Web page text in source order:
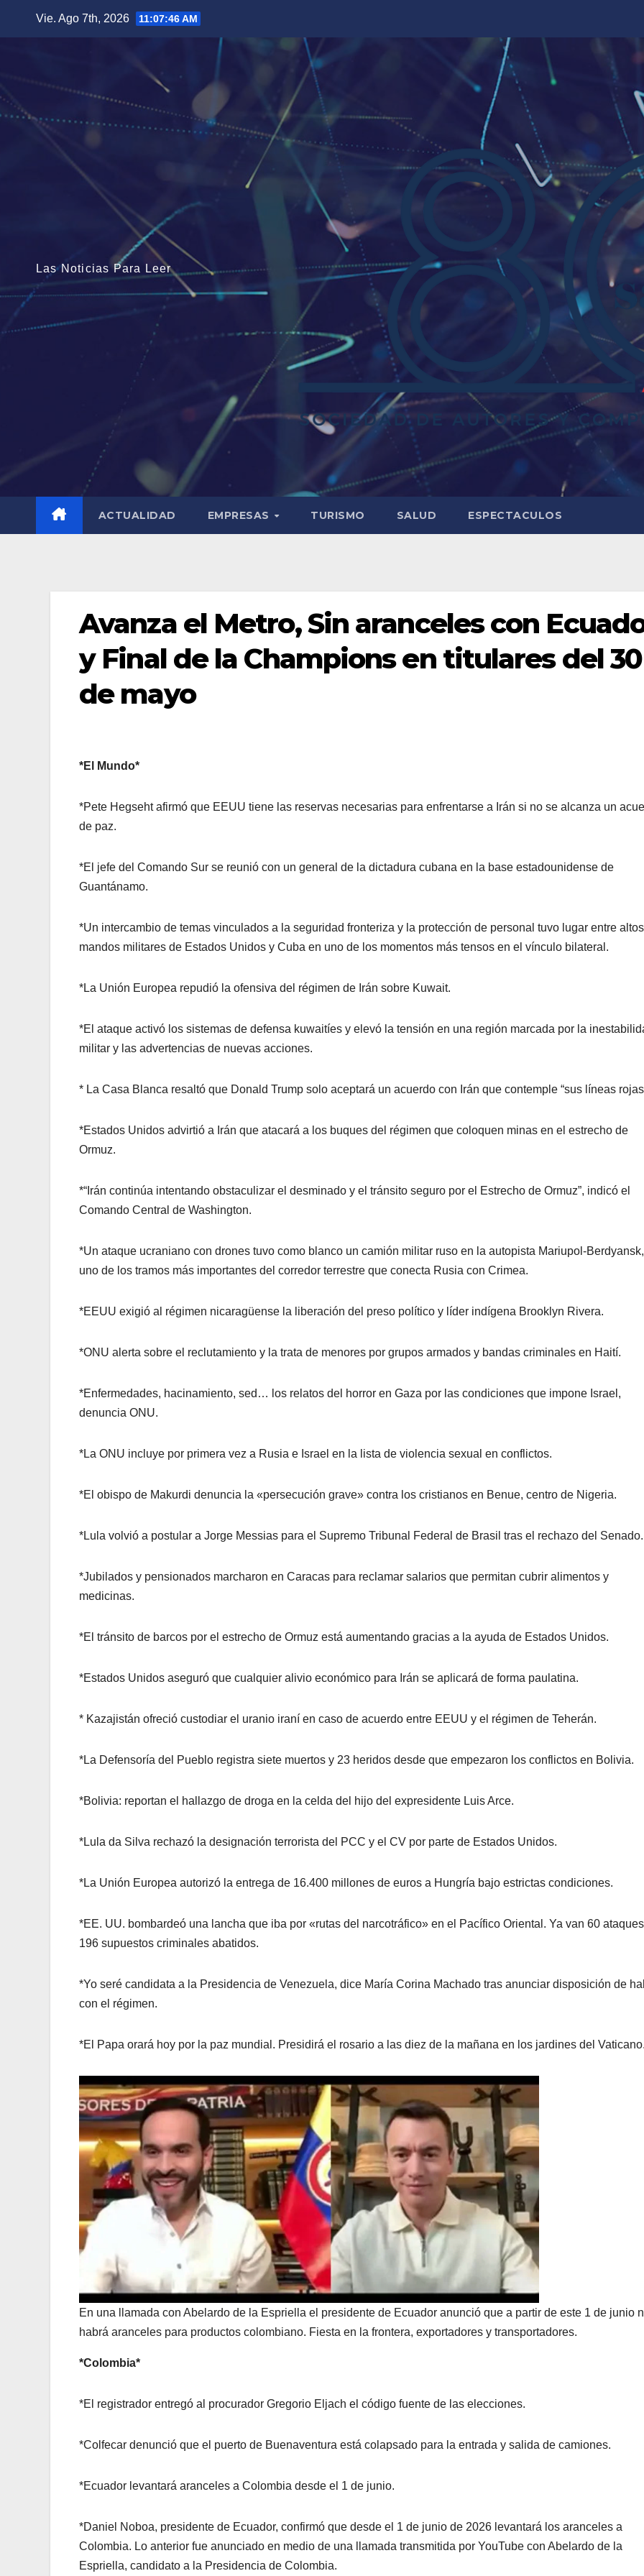
Vie. Ago 7th, 2026 11:07:48 AM
Las Noticias Para Leer
ACTUALIDAD EMPRESAS TURISMO SALUD ESPECTACULOS
Avanza el Metro, Sin aranceles con
y Final de la Champions en titulares del 30
de mayo
*El Mundo*
*Pete Hegseht afirmó que EEUU tiene las reservas necesarias para enfrentarse a Irán si no se alcanza un
de paz.
*El jefe del Comando Sur se reunió con un general de la dictadura cubana en la base estadounidense de
Guantánamo.
*Un intercambio de temas vinculados a la seguridad fronteriza y la protección de personal tuvo lugar entre altos
mandos militares de Estados Unidos y Cuba en uno de los momentos más tensos en el vínculo bilateral.
*La Unión Europea repudió la ofensiva del régimen de Irán sobre Kuwait.
*El ataque activó los sistemas de defensa kuwaitíes y elevó la tensión en una región marcada por la
militar y las advertencias de nuevas acciones.
* La Casa Blanca resaltó que Donald Trump solo aceptará un acuerdo con Irán que contemple “sus líneas
*Estados Unidos advirtió a Irán que atacará a los buques del régimen que coloquen minas en el estrecho de
Ormuz.
*“Irán continúa intentando obstaculizar el desminado y el tránsito seguro por el Estrecho de Ormuz”, indicó el
Comando Central de Washington.
*Un ataque ucraniano con drones tuvo como blanco un camión militar ruso en la autopista Mariupol-Berdyansk,
uno de los tramos más importantes del corredor terrestre que conecta Rusia con Crimea.
*EEUU exigió al régimen nicaragüense la liberación del preso político y líder indígena Brooklyn Rivera.
*ONU alerta sobre el reclutamiento y la trata de menores por grupos armados y bandas criminales en Haití.
*Enfermedades, hacinamiento, sed… los relatos del horror en Gaza por las condiciones que impone Israel,
denuncia ONU.
*La ONU incluye por primera vez a Rusia e Israel en la lista de violencia sexual en conflictos.
*El obispo de Makurdi denuncia la «persecución grave» contra los cristianos en Benue, centro de Nigeria.
*Lula volvió a postular a Jorge Messias para el Supremo Tribunal Federal de Brasil tras el rechazo del Senado.
*Jubilados y pensionados marcharon en Caracas para reclamar salarios que permitan cubrir alimentos y
medicinas.
*El tránsito de barcos por el estrecho de Ormuz está aumentando gracias a la ayuda de Estados Unidos.
*Estados Unidos aseguró que cualquier alivio económico para Irán se aplicará de forma paulatina.
* Kazajistán ofreció custodiar el uranio iraní en caso de acuerdo entre EEUU y el régimen de Teherán.
*La Defensoría del Pueblo registra siete muertos y 23 heridos desde que empezaron los conflictos en Bolivia.
*Bolivia: reportan el hallazgo de droga en la celda del hijo del expresidente Luis Arce.
*Lula da Silva rechazó la designación terrorista del PCC y el CV por parte de Estados Unidos.
*La Unión Europea autorizó la entrega de 16.400 millones de euros a Hungría bajo estrictas condiciones.
*EE. UU. bombardeó una lancha que iba por «rutas del narcotráfico» en el Pacífico Oriental. Ya van 60
196 supuestos criminales abatidos.
*Yo seré candidata a la Presidencia de Venezuela, dice María Corina Machado tras anunciar disposición de
con el régimen.
*El Papa orará hoy por la paz mundial. Presidirá el rosario a las diez de la mañana en los jardines del
En una llamada con Abelardo de la Espriella el presidente de Ecuador anunció que a partir de este 1 de junio
habrá aranceles para productos colombiano. Fiesta en la frontera, exportadores y transportadores.
*Colombia*
*El registrador entregó al procurador Gregorio Eljach el código fuente de las elecciones.
*Colfecar denunció que el puerto de Buenaventura está colapsado para la entrada y salida de camiones.
*Ecuador levantará aranceles a Colombia desde el 1 de junio.
*Daniel Noboa, presidente de Ecuador, confirmó que desde el 1 de junio de 2026 levantará los aranceles a
Colombia. Lo anterior fue anunciado en medio de una llamada transmitida por YouTube con Abelardo de la
Espriella, candidato a la Presidencia de Colombia.